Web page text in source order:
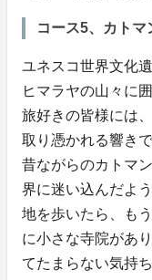
コース5、カトマ
ユネスコ世界文化
ヒマラヤの山々に
旅好きの皆様には
取り憑かれる響きで
昔ながらのカトマ
界に迷い込んだよ
地を歩いたら、も
に小さな寺院があ
てたまらない気持